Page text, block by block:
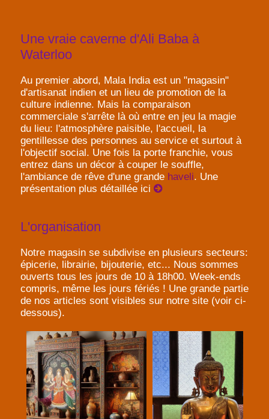
Une vraie caverne d'Ali Baba à
Waterloo
Au premier abord, Mala India est un "magasin"
d'artisanat indien et un lieu de promotion de la
culture indienne. Mais la comparaison
commerciale s'arrête là où entre en jeu la magie
du lieu: l'atmosphère paisible, l'accueil, la
gentillesse des personnes au service et surtout à
l'objectif social. Une fois la porte franchie, vous
entrez dans un décor à couper le souffle,
l'ambiance de rêve d'une grande haveli. Une
présentation plus détaillée ici
L'organisation
Notre magasin se subdivise en plusieurs secteurs:
épicerie, librairie, bijouterie, etc... Nous sommes
ouverts tous les jours de 10 à 18h00. Week-ends
compris, même les jours fériés ! Une grande partie
de nos articles sont visibles sur notre site (voir ci-
dessous).